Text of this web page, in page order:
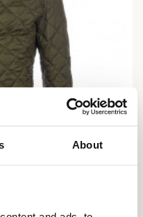
About